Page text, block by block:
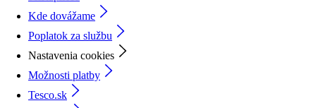
Kde dovážame
Poplatok za službu
Nastavenia cookies
Možnosti platby
Tesco.sk